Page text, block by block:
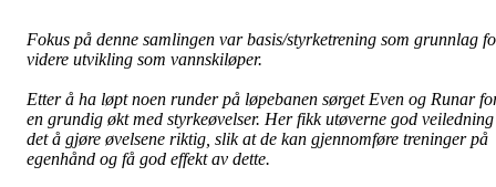
Fokus på denne samlingen var basis/styrketrening som grunnlag
videre utvikling som vannskiløper.
Etter å ha løpt noen runder på løpebanen sørget Even og Runar
en grundig økt med styrkeøvelser. Her fikk utøverne god
det å gjøre øvelsene riktig, slik at de kan gjennomføre treninger på
egenhånd og få god effekt av dette.